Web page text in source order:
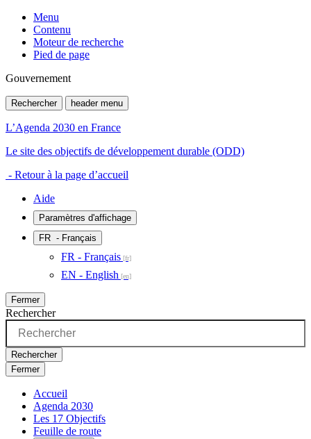
Menu
Contenu
Moteur de recherche
Pied de page
Gouvernement
Rechercher header menu
L’Agenda 2030 en France
Le site des objectifs de développement durable (ODD)
- Retour à la page d’accueil
Aide
Paramètres d'affichage
FR - Français
FR - Français
EN - English
Fermer
Rechercher
Rechercher
Fermer
Accueil
Agenda 2030
Les 17 Objectifs
Feuille de route